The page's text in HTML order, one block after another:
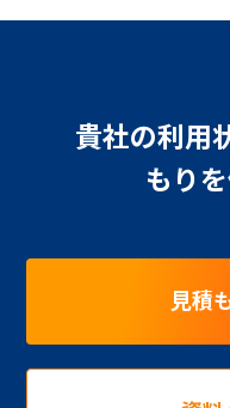
貴社の利用
もり
見積